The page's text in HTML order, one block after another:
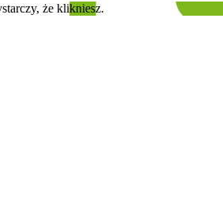
że klikniesz.